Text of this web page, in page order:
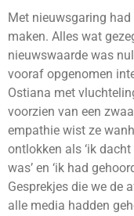
Met nieuwsgaring had
maken. Alles wat
nieuwswaarde was
vooraf opgenomen
Ostiana met
voorzien van een
empathie wist ze
ontlokken als ‘ik
was’ en ‘ik had
Gesprekjes die we de
alle media hadden